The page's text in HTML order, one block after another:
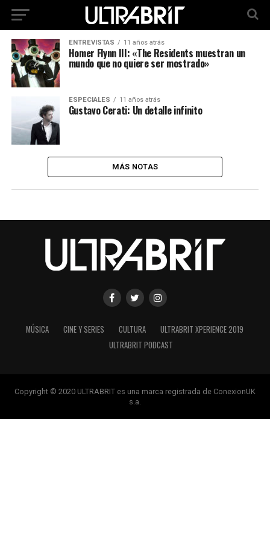
ENTREVISTAS 11 años atrás
Homer Flynn III: «The Residents muestran un
mundo que no quiere ser mostrado»
ESPECIALES 11 años atrás
Gustavo Cerati: Un detalle infinito
MÁS NOTAS
MÚSICA CINE Y SERIES CULTURA
ULTRABRIT XPERIENCE 2019
ULTRABRIT PODCAST
Copyright © 2020 ULTRABRIT es una marca registrada de ConexionUK
s.a.